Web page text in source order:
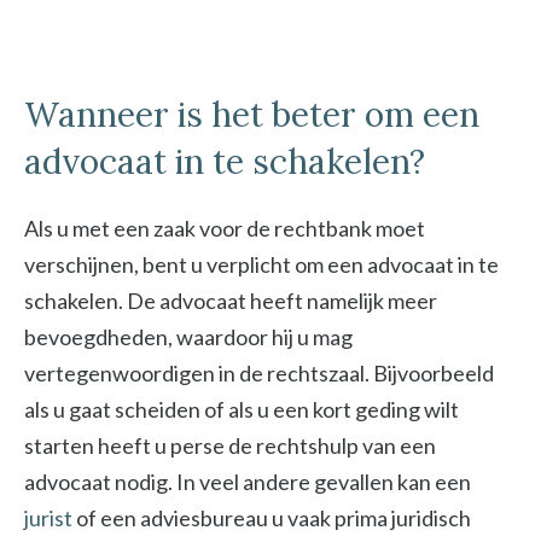
Wanneer is het beter om een
advocaat in te schakelen?
Als u met een zaak voor de rechtbank moet
verschijnen, bent u verplicht om een advocaat in te
schakelen. De advocaat heeft namelijk meer
bevoegdheden, waardoor hij u mag
vertegenwoordigen in de rechtszaal. Bijvoorbeeld
als u gaat scheiden of als u een kort geding wilt
starten heeft u perse de rechtshulp van een
advocaat nodig. In veel andere gevallen kan een
jurist of een adviesbureau u vaak prima juridisch